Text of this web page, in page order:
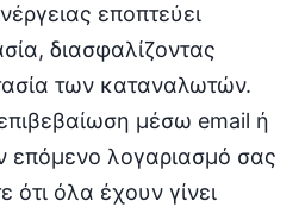
εποπτεύει
διασφαλίζοντας
των καταναλωτών.
μέσω email ή
επόμενο λογαριασμό σας
ότι όλα έχουν γίνει